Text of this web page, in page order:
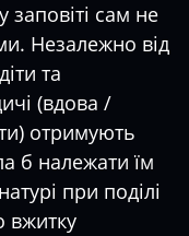
сам не
Незалежно від
та
(вдова /
отримують
б належати їм
при поділі
вжитку